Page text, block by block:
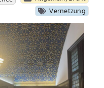
Vernetzung